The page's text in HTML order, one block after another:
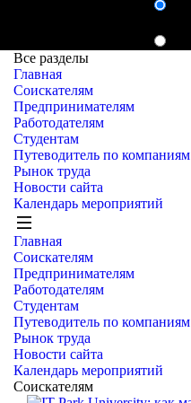
Все разделы
Главная
Соискателям
Предпринимателям
Работодателям
Студентам
Путеводитель по компаниям
Рынок труда
Новости сайта
Календарь мероприятий
Главная
Соискателям
Предпринимателям
Работодателям
Студентам
Путеводитель по компаниям
Рынок труда
Новости сайта
Календарь мероприятий
Соискателям